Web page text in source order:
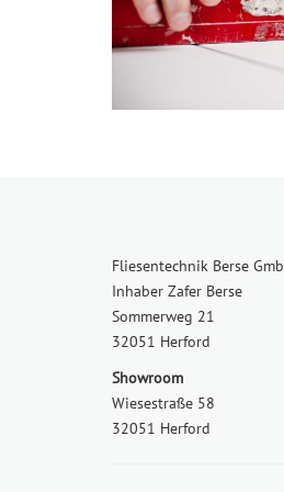
Fliesentechnik Berse
Inhaber Zafer Berse
Sommerweg 21
32051 Herford
Showroom
Wiesestraße 58
32051 Herford